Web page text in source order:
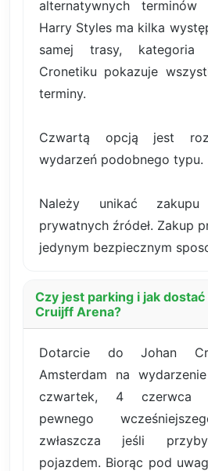
alternatywnych
Harry Styles ma kilka
samej trasy, kategoria
Cronetiku pokazuje
terminy.
Czwartą opcją jest
wydarzeń podobnego typu.
Należy unikać
prywatnych źródeł. Zakup
jedynym bezpiecznym
Czy jest parking i jak
Cruijff Arena?
Dotarcie do Johan
Amsterdam na
czwartek, 4 czerwca
pewnego
zwłaszcza jeśli
pojazdem. Biorąc pod